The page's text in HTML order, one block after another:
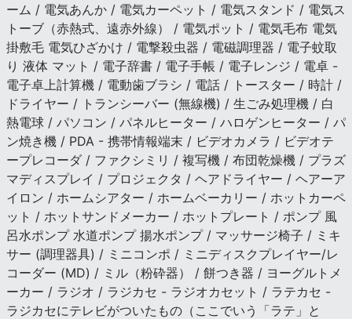
ーム / 電気あんか / 電気カーペット / 電気スタンド / 電気ス
トーブ（赤熱式、遠赤外線） / 電気ポット / 電気毛布 電気
掛敷毛 電気ひざかけ / 電撃殺虫器 / 電磁調理器 / 電子蚊取
り 液体 マット / 電子辞書 / 電子手帳 / 電子レンジ / 電卓 -
電子卓上計算機 / 電動歯ブラシ / 電話 / トースター / 時計 /
ドライヤー / トランシーバー (無線機) / 生ごみ処理機 / 白
熱電球 / パソコン / パネルヒーター / ハロゲンヒーター / パ
ン焼き機 / PDA - 携帯情報端末 / ビデオカメラ / ビデオテ
ープレコーダ / ファクシミリ / 複写機 / 布団乾燥機 / プラズ
マディスプレイ / プロジェクタ / ヘアドライヤー / ヘアーア
イロン / ホームシアター / ホームベーカリー / ホットカーペ
ット / ホットサンドメーカー / ホットプレート / ポンプ 風
呂水ポンプ 水道ポンプ 揚水ポンプ / マッサージ椅子 / ミキ
サー (調理器具) / ミニコンポ / ミニディスクプレイヤー/レ
コーダー (MD) / ミル（粉砕器） / 餅つき器 / ヨーグルトメ
ーカー / ラジオ / ラジカセ - ラジオカセット / ラテカセ -
ラジカセにテレビがついたもの（ここでいう「ラテ」と